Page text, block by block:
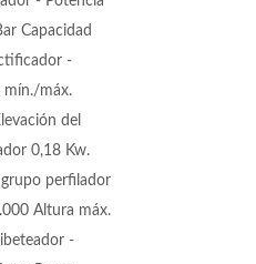
Capacidad
-
mín./máx.
del
0,18 Kw.
perfilador
Altura máx.
-